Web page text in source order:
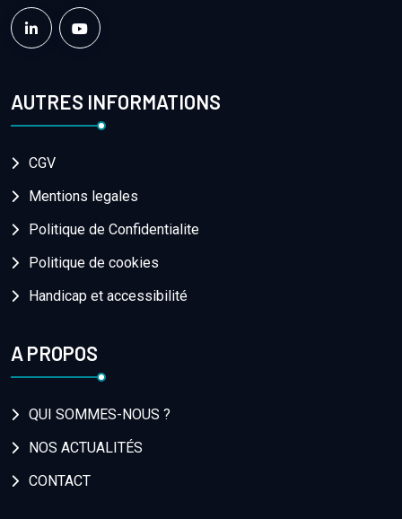
AUTRES INFORMATIONS
CGV
Mentions legales
Politique de Confidentialite
Politique de cookies
Handicap et accessibilité
A PROPOS
QUI SOMMES-NOUS ?
NOS ACTUALITÉS
CONTACT